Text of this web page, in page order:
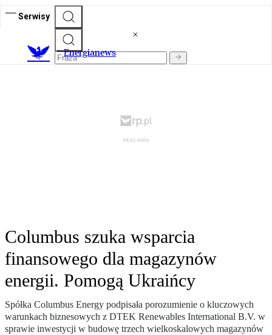
Serwisy
Energianews
Columbus szuka wsparcia
finansowego dla magazynów
energii. Pomogą Ukraińcy
Spółka Columbus Energy podpisała porozumienie o kluczowych
warunkach biznesowych z DTEK Renewables International B.V. w
sprawie inwestycji w budowę trzech wielkoskalowych magazynów